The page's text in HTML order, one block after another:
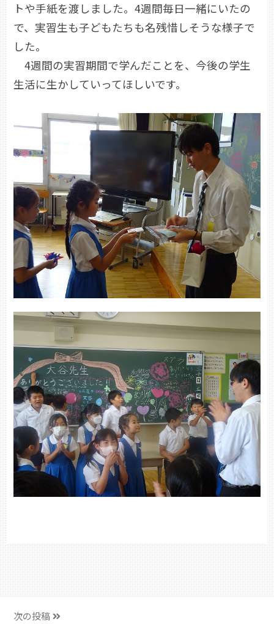
トや手紙を渡しました。4週間毎日一緒にいたの
で、実習生も子どもたちも名残惜しそうな様子で
した。
4週間の実習期間で学んだことを、今後の学生
生活に生かしていってほしいです。
次の投稿